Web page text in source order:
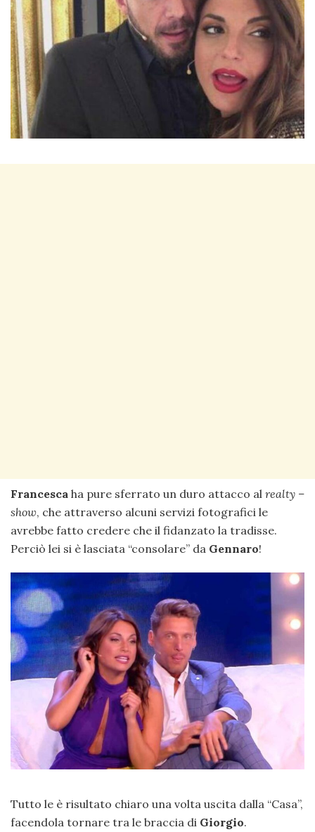
Francesca ha pure sferrato un duro attacco al realty –
show, che attraverso alcuni servizi fotografici le
avrebbe fatto credere che il fidanzato la tradisse.
Perciò lei si è lasciata “consolare” da Gennaro!
Tutto le è risultato chiaro una volta uscita dalla “Casa”,
facendola tornare tra le braccia di Giorgio.